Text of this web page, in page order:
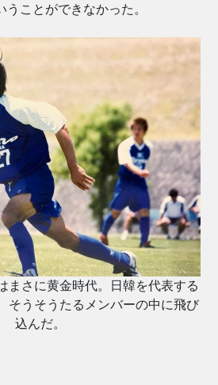
ことができなかった。
まさに黄金時代。日韓を代表する
そうそうたるメンバーの中に飛び
込んだ。